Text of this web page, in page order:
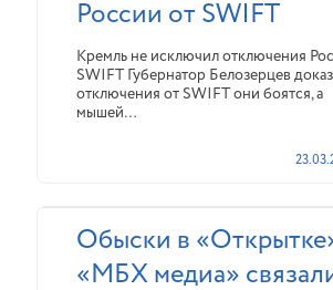
России от SWIFT
Кремль не исключил отключения
SWIFT Губернатор Белозерцев
отключения от SWIFT они боятся, а
мышей…
Обыски в
«МБХ медиа»